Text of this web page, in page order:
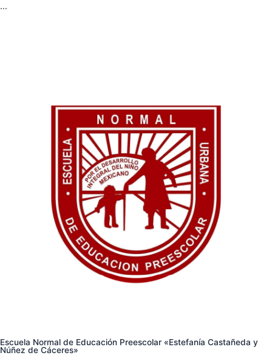
…
Escuela Normal de Educación Preescolar «Estefanía Castañeda y
Núñez de Cáceres»